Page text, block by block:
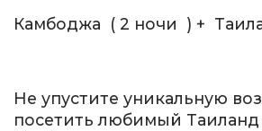
Камбоджа ( 2 ночи ) +
Не упустите уникальную
посетить любимый